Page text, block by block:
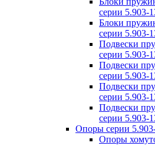
серии 5.903-
Блоки
серии 5.903-
Подвески
серии 5.903-
Подвески
серии 5.903-
Подвески
серии 5.903-
Подвески
серии 5.903-
Опоры серии
Опоры